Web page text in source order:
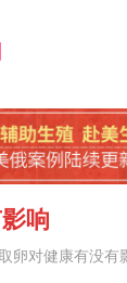
响
卵对健康有没有